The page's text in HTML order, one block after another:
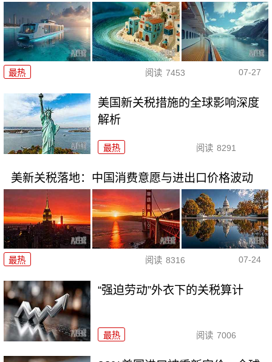
最热 阅读 7453 07-27
美国新关税措施的全球影响深度
解析
最热 阅读 8291
美新关税落地：中国消费意愿与进出口价格波动
最热 阅读 8316 07-24
“强迫劳动”外衣下的关税算计
最热 阅读 7006